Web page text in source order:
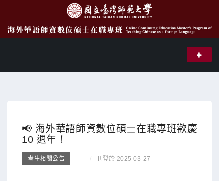
📢 海外華語師資數位碩士在職專班歡慶
10 週年！
考生相關公告 刊登於 2025-03-27